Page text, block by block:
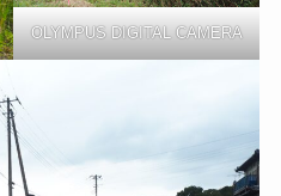
OLYMPUS DIGITAL CAMERA